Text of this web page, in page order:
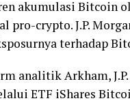
akumulasi Bitcoin
pro-crypto. J.P.
terhadap
analitik Arkham,
ETF iShares